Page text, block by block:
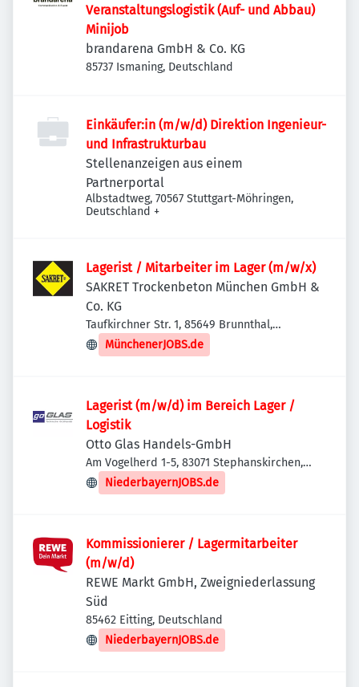
Veranstaltungslogistik (Auf- und Abbau)
Minijob
brandarena GmbH & Co. KG
85737 Ismaning, Deutschland
Einkäufer:in (m/w/d) Direktion Ingenieur-
und Infrastrukturbau
Stellenanzeigen aus einem
Partnerportal
Albstadtweg, 70567 Stuttgart-Möhringen,
Deutschland +
Lagerist / Mitarbeiter im Lager (m/w/x)
SAKRET Trockenbeton München GmbH &
Co. KG
Taufkirchner Str. 1, 85649 Brunnthal,
Deutschland
MünchenerJOBS.de
Lagerist (m/w/d) im Bereich Lager /
Logistik
Otto Glas Handels-GmbH
Am Vogelherd 1-5, 83071 Stephanskirchen,
Deutschland
NiederbayernJOBS.de
Kommissionierer / Lagermitarbeiter
(m/w/d)
REWE Markt GmbH, Zweigniederlassung
Süd
85462 Eitting, Deutschland
NiederbayernJOBS.de